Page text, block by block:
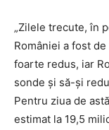
„Zilele trecute, în
României a fost
foarte redus, iar
sonde şi să-şi
Pentru ziua de
estimat la 19,5